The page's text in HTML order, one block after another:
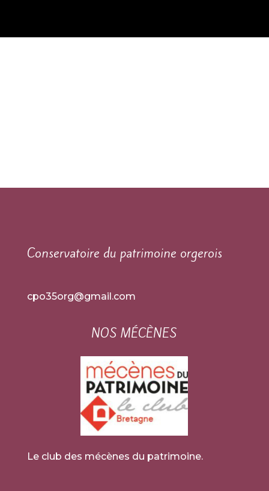
Conservatoire du patrimoine orgerois
cpo35org@gmail.com
NOS MÉCÈNES
Le club des mécènes du patrimoine.